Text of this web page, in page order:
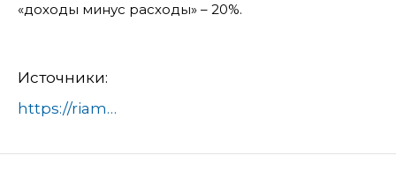
«доходы минус расходы» – 20%.
Источники:
https://riamo.ru/article/564539/predprinimatelyam-podmoskovya-rasskazali-o-zapuske-eksperimentalnogo-nalogovogo-rezhima-xl